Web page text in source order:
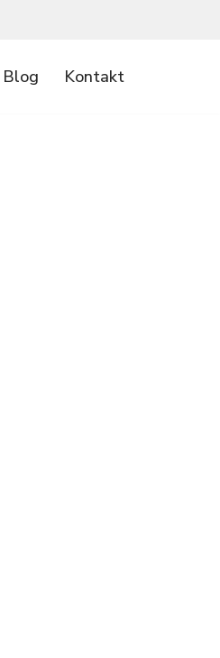
Blog Kontakt